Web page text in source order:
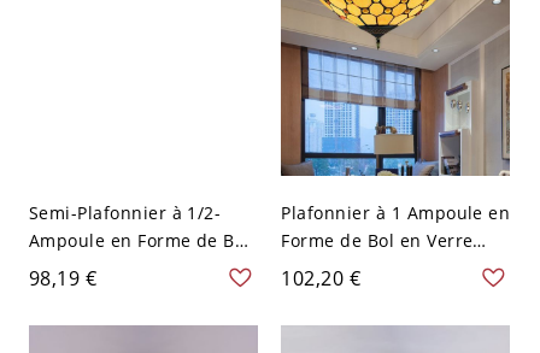
Semi-Plafonnier à 1/2-
Ampoule en Forme de Bol
en Verre Jaune/Bleu
Style Tiffany - Jaune 110
98,19 €
Plafonnier à 1 Ampoule en
Forme de Bol en Verre
Jaune Motif de Cercle
Tiffany - Jaune 110 V-120
102,20 €